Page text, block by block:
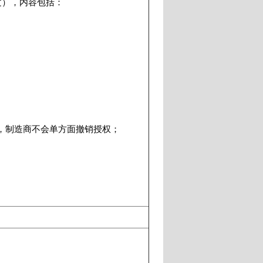
，内容包括：
造商不会单方面撤销授权；